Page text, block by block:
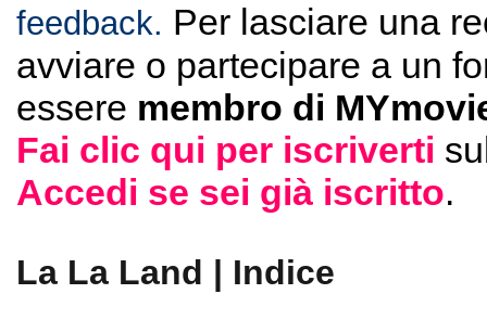
feedback. Per lasciare una
avviare o partecipare a un
essere membro di
Fai clic qui per iscriverti
Accedi se sei già iscritto.
La La Land | Indice